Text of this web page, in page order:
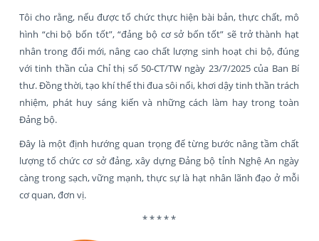
Tôi cho rằng, nếu được tổ chức thực hiện bài bản, thực chất, mô
hình “chi bộ bốn tốt”, “đảng bộ cơ sở bốn tốt” sẽ trở thành hạt
nhân trong đổi mới, nâng cao chất lượng sinh hoạt chi bộ, đúng
với tinh thần của Chỉ thị số 50-CT/TW ngày 23/7/2025 của Ban Bí
thư. Đồng thời, tạo khí thế thi đua sôi nổi, khơi dậy tinh thần trách
nhiệm, phát huy sáng kiến và những cách làm hay trong toàn
Đảng bộ.
Đây là một định hướng quan trọng để từng bước nâng tầm chất
lượng tổ chức cơ sở đảng, xây dựng Đảng bộ tỉnh Nghệ An ngày
càng trong sạch, vững mạnh, thực sự là hạt nhân lãnh đạo ở mỗi
cơ quan, đơn vị.
* * * * *